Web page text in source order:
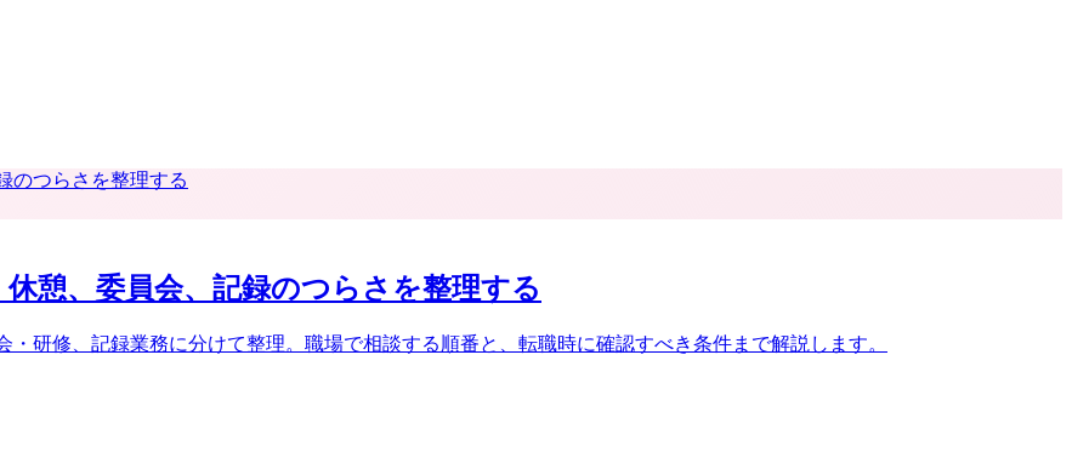
憩、委員会、記録のつらさを整理する
研修、記録業務に分けて整理。職場で相談する順番と、転職時に確認すべき条件まで解説します。